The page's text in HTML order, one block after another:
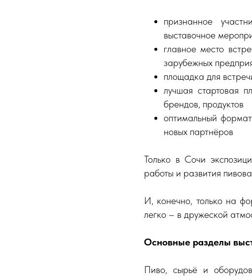
признанное
выставочное
главное место
зарубежных
площадка для
лучшая стартовая
брендов, продуктов
оптимальный
новых партнёров
Только в Сочи
работы и развития
И, конечно, только на
легко – в дружеской
Основные разделы
Пиво, сырьё и